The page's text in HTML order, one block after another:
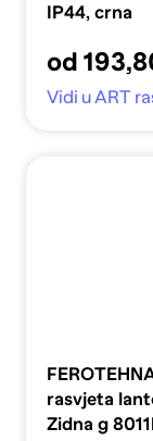
IP44, crna
od
Vidi u ART
rasvjeta
Zidna g